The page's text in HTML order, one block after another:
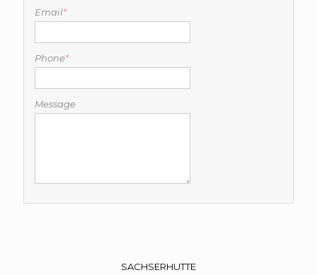
Email*
Phone*
Message
SACHSERHUTTE